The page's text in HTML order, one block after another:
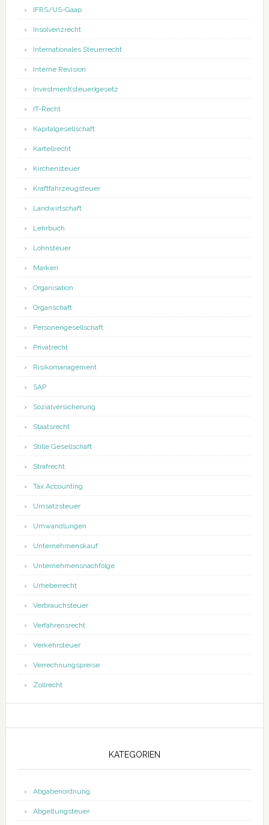
IFRS/US-Gaap
Insolvenzrecht
Internationales Steuerrecht
Interne Revision
Investment(steuer)gesetz
IT-Recht
Kapitalgesellschaft
Kartellrecht
Kirchensteuer
Kraftfahrzeugsteuer
Landwirtschaft
Lehrbuch
Lohnsteuer
Marken
Organisation
Organschaft
Personengesellschaft
Privatrecht
Risikomanagement
SAP
Sozialversicherung
Staatsrecht
Stille Gesellschaft
Strafrecht
Tax Accounting
Umsatzsteuer
Umwandlungen
Unternehmenskauf
Unternehmensnachfolge
Urheberrecht
Verbrauchsteuer
Verfahrensrecht
Verkehrsteuer
Verrechnungspreise
Zollrecht
KATEGORIEN
Abgabenordnung
Abgeltungsteuer